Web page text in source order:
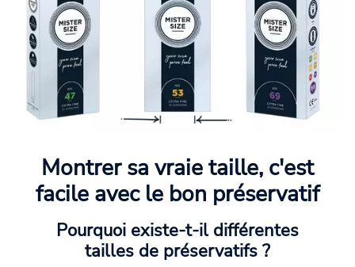
Montrer sa vraie taille, c'est
facile avec le bon préservatif
Pourquoi existe-t-il différentes
tailles de préservatifs ?